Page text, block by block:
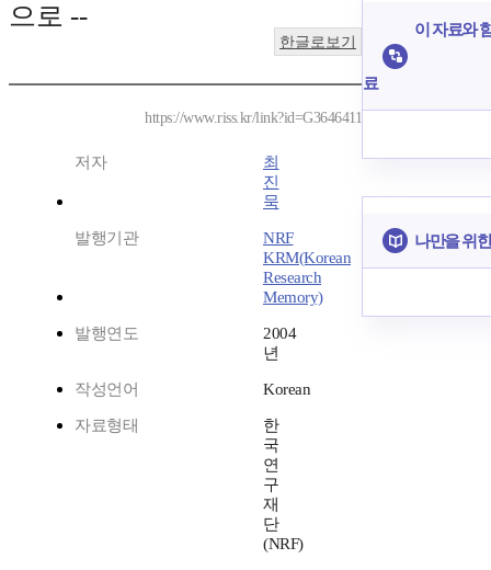
으로 --
한글로보기
https://www.riss.kr/link?id=G3646411
저자
최
진
묵
발행기관
NRF
KRM(Korean
Research
Memory)
발행연도
2004
년
작성언어 Korean
자료형태
한
국
연
구
재
단
(NRF)
이 자료와
료
나만을 위